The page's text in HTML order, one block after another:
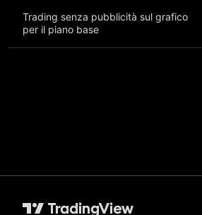
Trading senza pubblicità sul grafico
per il piano base